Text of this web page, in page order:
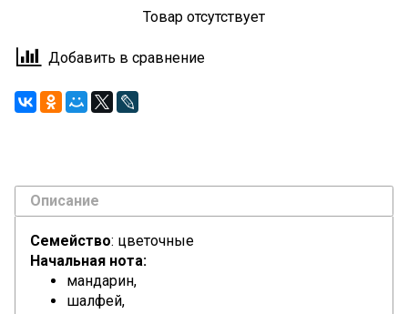
Товар отсутствует
Добавить в сравнение
Описание
Семейство: цветочные
Начальная нота:
мандарин,
шалфей,